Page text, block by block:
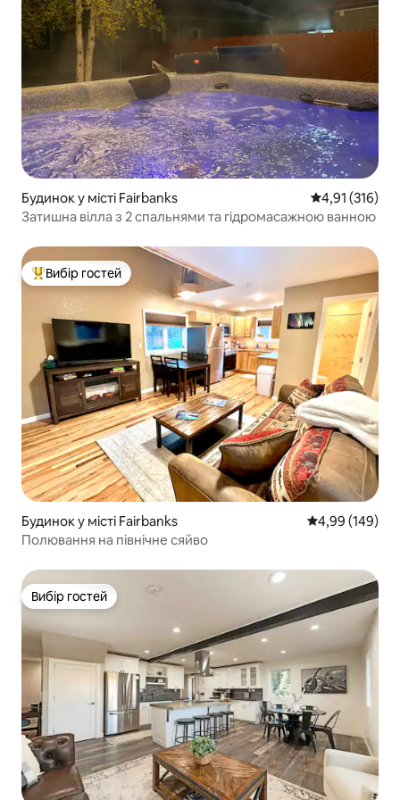
Будинок у місті Fairbanks Середня
4,91 (316)
Затишна вілла з 2 спальнями та гідромасажною ванною
Топ вибір гостей
Вибір гостей
Будинок у місті Fairbanks Середня
4,99 (149)
Полювання на північне сяйво
Вибір гостей
Вибір гостей